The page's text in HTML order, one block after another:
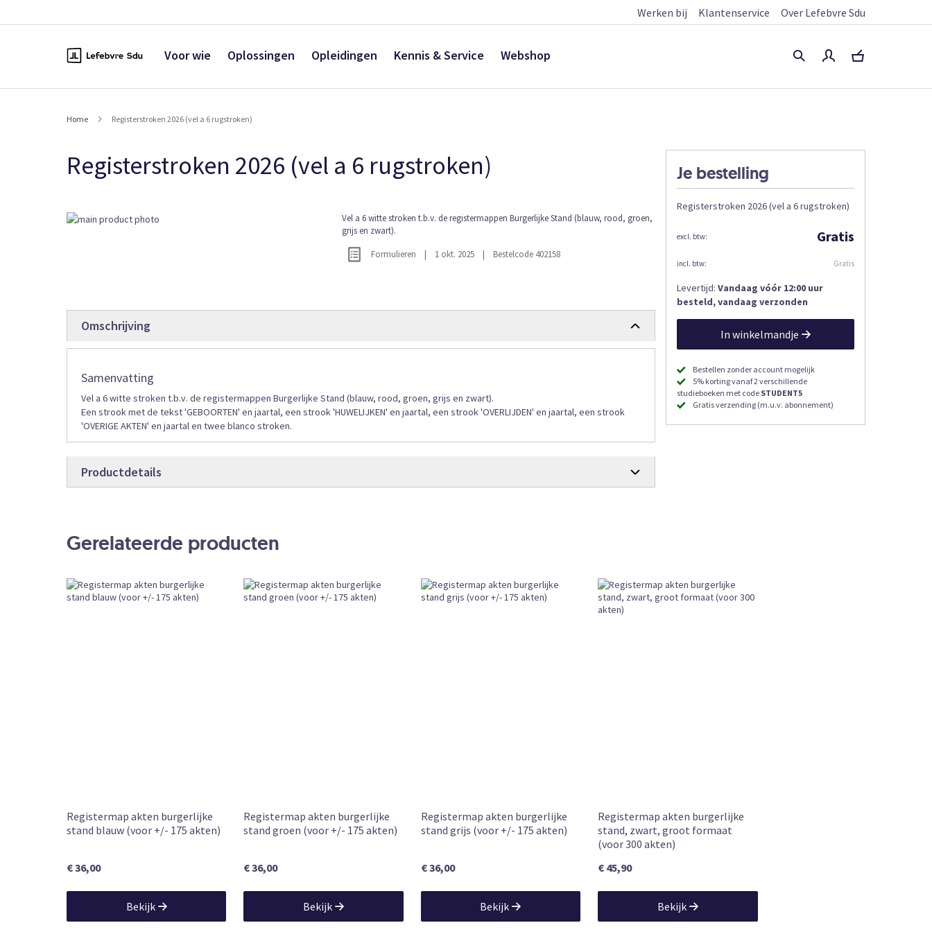
Werken bij Klantenservice Over Lefebvre Sdu
Voor wie Oplossingen Opleidingen Kennis & Service Webshop
Home Registerstroken 2026 (vel a 6 rugstroken)
Registerstroken 2026 (vel a 6 rugstroken) Je bestelling
Registerstroken 2026 (vel a 6 rugstroken)
Gratis
Gratis
Levertijd: Vandaag vóór 12:00 uur
besteld, vandaag verzonden
In winkelmandje
Bestellen zonder account mogelijk
5% korting vanaf 2 verschillende
studieboeken met code STUDENT5
Gratis verzending (m.u.v. abonnement)
Ga
Formulieren | 1 okt. 2025 | Bestelcode 402158
Ga
naar
begin
Vel a 6 witte stroken t.b.v. de registermappen Burgerlijke Stand (blauw, rood, groen,
grijs en zwart).
Omschrijving
Samenvatting
Vel a 6 witte stroken t.b.v. de registermappen Burgerlijke Stand (blauw, rood, groen, grijs en zwart).
Een strook met de tekst 'GEBOORTEN' en jaartal, een strook 'HUWELIJKEN' en jaartal, een strook 'OVERLIJDEN' en jaartal, een strook
'OVERIGE AKTEN' en jaartal en twee blanco stroken.
Productdetails
Producttype Formulieren
Bestelvorm Losse Verkoop
Gerelateerde producten
Registermap akten burgerlijke
stand blauw (voor +/- 175 akten)
€ 36,00
Bekijk
Registermap akten burgerlijke
stand groen (voor +/- 175 akten)
€ 36,00
Bekijk
Registermap akten burgerlijke
stand grijs (voor +/- 175 akten)
€ 36,00
Bekijk
Registermap akten burgerlijke
stand, zwart, groot formaat
(voor 300 akten)
€ 45,90
Bekijk